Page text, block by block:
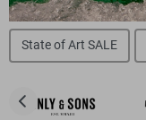
State of Art SALE